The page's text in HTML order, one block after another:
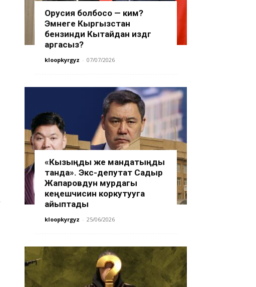
Орусия болбосо — ким?
Эмнеге Кыргызстан
бензинди Кытайдан издөөгө
аргасыз?
kloopkyrgyz - 07/07/2026
«Кызыңды же мандатыңды
танда». Экс-депутат Садыр
Жапаровдун мурдагы
кеңешчисин коркутууга
айыптады
kloopkyrgyz - 25/06/2026